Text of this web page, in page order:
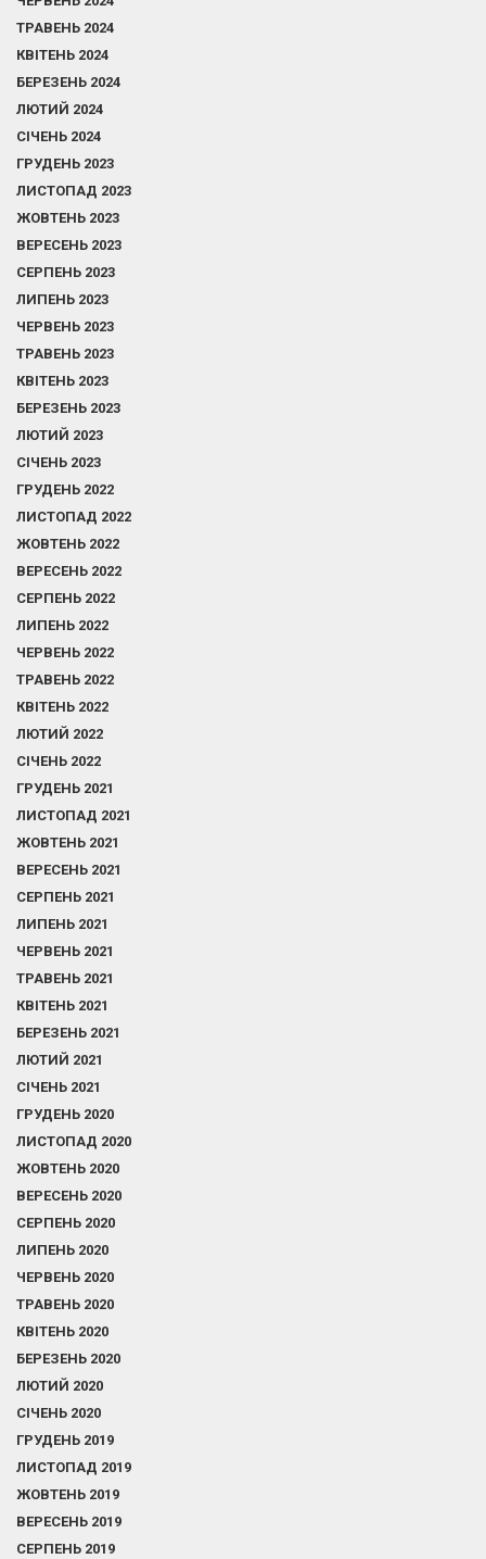
ТРАВЕНЬ 2024
КВІТЕНЬ 2024
БЕРЕЗЕНЬ 2024
ЛЮТИЙ 2024
СІЧЕНЬ 2024
ГРУДЕНЬ 2023
ЛИСТОПАД 2023
ЖОВТЕНЬ 2023
ВЕРЕСЕНЬ 2023
СЕРПЕНЬ 2023
ЛИПЕНЬ 2023
ЧЕРВЕНЬ 2023
ТРАВЕНЬ 2023
КВІТЕНЬ 2023
БЕРЕЗЕНЬ 2023
ЛЮТИЙ 2023
СІЧЕНЬ 2023
ГРУДЕНЬ 2022
ЛИСТОПАД 2022
ЖОВТЕНЬ 2022
ВЕРЕСЕНЬ 2022
СЕРПЕНЬ 2022
ЛИПЕНЬ 2022
ЧЕРВЕНЬ 2022
ТРАВЕНЬ 2022
КВІТЕНЬ 2022
ЛЮТИЙ 2022
СІЧЕНЬ 2022
ГРУДЕНЬ 2021
ЛИСТОПАД 2021
ЖОВТЕНЬ 2021
ВЕРЕСЕНЬ 2021
СЕРПЕНЬ 2021
ЛИПЕНЬ 2021
ЧЕРВЕНЬ 2021
ТРАВЕНЬ 2021
КВІТЕНЬ 2021
БЕРЕЗЕНЬ 2021
ЛЮТИЙ 2021
СІЧЕНЬ 2021
ГРУДЕНЬ 2020
ЛИСТОПАД 2020
ЖОВТЕНЬ 2020
ВЕРЕСЕНЬ 2020
СЕРПЕНЬ 2020
ЛИПЕНЬ 2020
ЧЕРВЕНЬ 2020
ТРАВЕНЬ 2020
КВІТЕНЬ 2020
БЕРЕЗЕНЬ 2020
ЛЮТИЙ 2020
СІЧЕНЬ 2020
ГРУДЕНЬ 2019
ЛИСТОПАД 2019
ЖОВТЕНЬ 2019
ВЕРЕСЕНЬ 2019
СЕРПЕНЬ 2019